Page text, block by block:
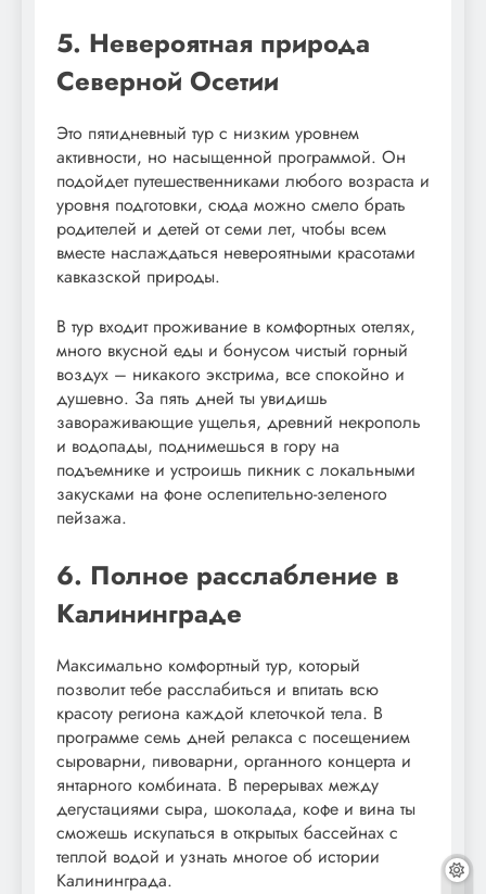
5. Невероятная природа
Северной Осетии
Это пятидневный тур с низким уровнем
активности, но насыщенной программой. Он
подойдет путешественниками любого возраста и
уровня подготовки, сюда можно смело брать
родителей и детей от семи лет, чтобы всем
вместе наслаждаться невероятными красотами
кавказской природы.
В тур входит проживание в комфортных отелях,
много вкусной еды и бонусом чистый горный
воздух – никакого экстрима, все спокойно и
душевно. За пять дней ты увидишь
завораживающие ущелья, древний некрополь
и водопады, поднимешься в гору на
подъемнике и устроишь пикник с локальными
закусками на фоне ослепительно-зеленого
пейзажа.
6. Полное расслабление в
Калининграде
Максимально комфортный тур, который
позволит тебе расслабиться и впитать всю
красоту региона каждой клеточкой тела. В
программе семь дней релакса с посещением
сыроварни, пивоварни, органного концерта и
янтарного комбината. В перерывах между
дегустациями сыра, шоколада, кофе и вина ты
сможешь искупаться в открытых бассейнах с
теплой водой и узнать многое об истории
Калининграда.